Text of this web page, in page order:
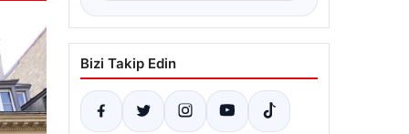
Bizi Takip Edin